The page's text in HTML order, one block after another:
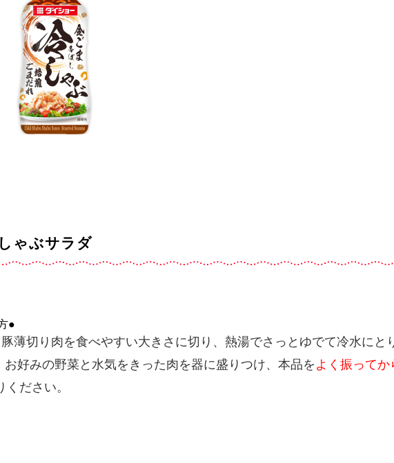
ゃぶサラダ
●
豚薄切り肉を食べやすい大きさに切り、熱湯でさっとゆでて冷水にと
お好みの野菜と水気をきった肉を器に盛りつけ、本品を よく振ってか
ください。